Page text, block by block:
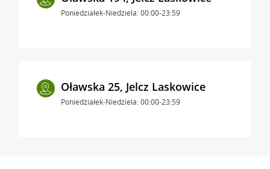
Poniedziałek-Niedziela: 00:00-23:59
Oławska 25, Jelcz Laskowice
Poniedziałek-Niedziela: 00:00-23:59